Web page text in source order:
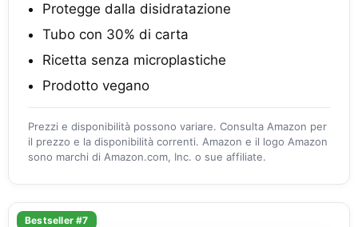
Protegge dalla disidratazione
Tubo con 30% di carta
Ricetta senza microplastiche
Prodotto vegano
Prezzi e disponibilità possono variare. Consulta Amazon per
il prezzo e la disponibilità correnti. Amazon e il logo Amazon
sono marchi di Amazon.com, Inc. o sue affiliate.
Bestseller #7